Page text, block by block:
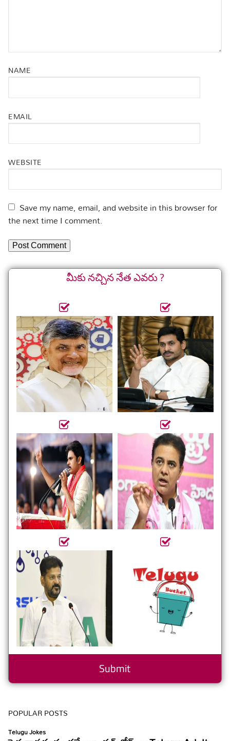
NAME
EMAIL
WEBSITE
Save my name, email, and website in this browser for
the next time I comment.
మీకు నచ్చిన నేత ఎవరు ?
POPULAR POSTS